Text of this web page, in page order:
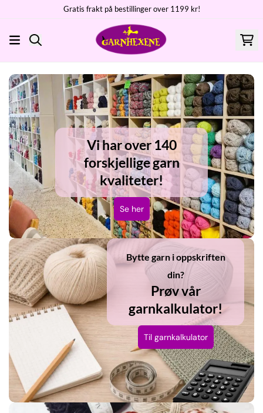
Hopp til innholdGratis frakt på bestillinger over 1199 kr!
Vi har over 140
forskjellige garn
kvaliteter!
Se her
Bytte garn i oppskriften
din?
Prøv vår
garnkalkulator!
Til garnkalkulator